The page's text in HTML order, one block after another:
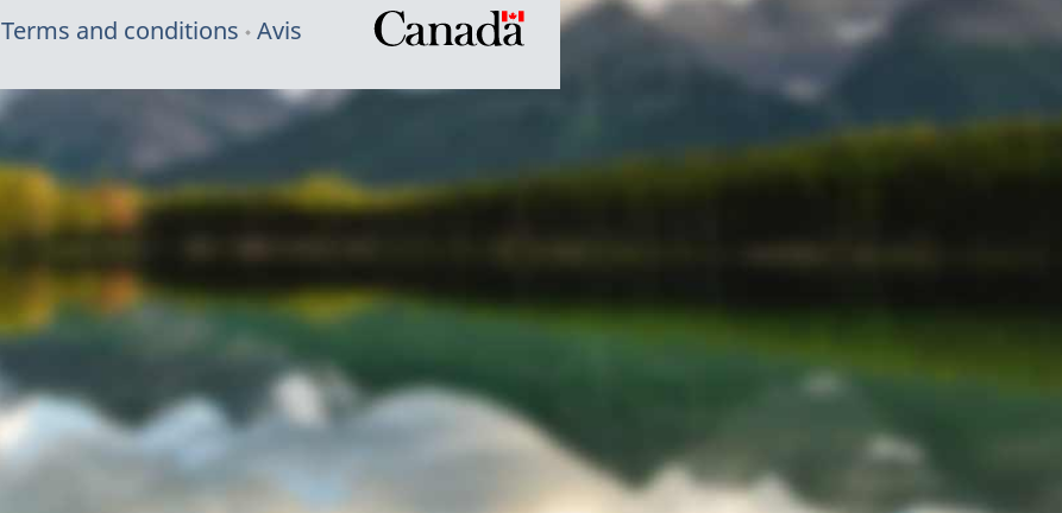
Terms and conditions Avis
/
gouvernement
du